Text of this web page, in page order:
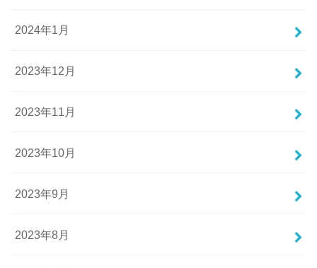
2024年1月
2023年12月
2023年11月
2023年10月
2023年9月
2023年8月